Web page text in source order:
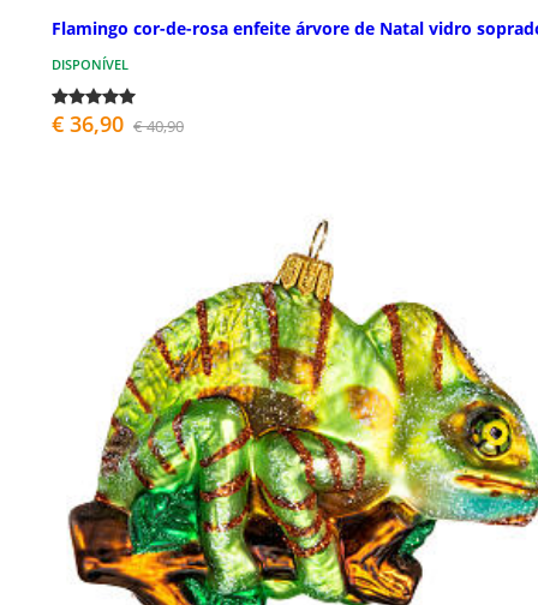
Flamingo cor-de-rosa enfeite árvore de Natal vidro
DISPONÍVEL
€ 36,90 € 40,90